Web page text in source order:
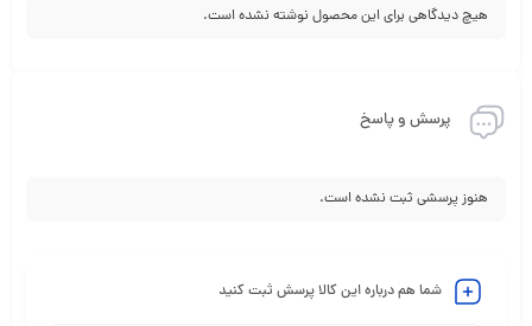
هیچ دیدگاهی برای این محصول نوشته نشده است.
پرسش و پاسخ
هنوز پرسشی ثبت نشده است.
شما هم درباره این کالا پرسش ثبت کنید